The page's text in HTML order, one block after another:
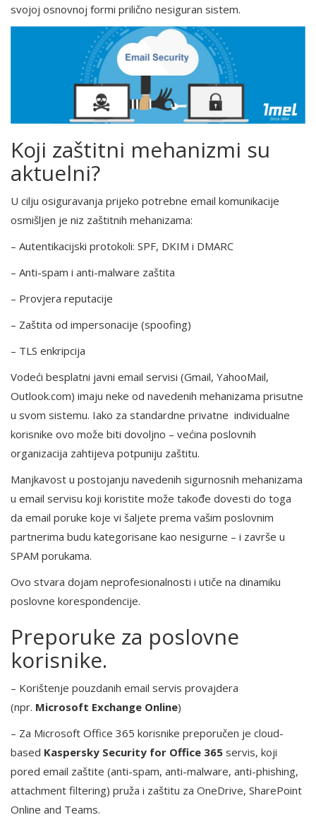
svojoj osnovnoj formi prilično nesiguran sistem.
Koji zaštitni mehanizmi su
aktuelni?
U cilju osiguravanja prijeko potrebne email komunikacije
osmišljen je niz zaštitnih mehanizama:
– Autentikacijski protokoli: SPF, DKIM i DMARC
– Anti-spam i anti-malware zaštita
– Provjera reputacije
– Zaštita od impersonacije (spoofing)
– TLS enkripcija
Vodeći besplatni javni email servisi (Gmail, YahooMail,
Outlook.com) imaju neke od navedenih mehanizama prisutne
u svom sistemu. Iako za standardne privatne individualne
korisnike ovo može biti dovoljno – većina poslovnih
organizacija zahtijeva potpuniju zaštitu.
Manjkavost u postojanju navedenih sigurnosnih mehanizama
u email servisu koji koristite može takođe dovesti do toga
da email poruke koje vi šaljete prema vašim poslovnim
partnerima budu kategorisane kao nesigurne – i završe u
SPAM porukama.
Ovo stvara dojam neprofesionalnosti i utiče na dinamiku
poslovne korespondencije.
Preporuke za poslovne
korisnike.
– Korištenje pouzdanih email servis provajdera
(npr. Microsoft Exchange Online)
– Za Microsoft Office 365 korisnike preporučen je cloud-
based Kaspersky Security for Office 365 servis, koji
pored email zaštite (anti-spam, anti-malware, anti-phishing,
attachment filtering) pruža i zaštitu za OneDrive, SharePoint
Online and Teams.